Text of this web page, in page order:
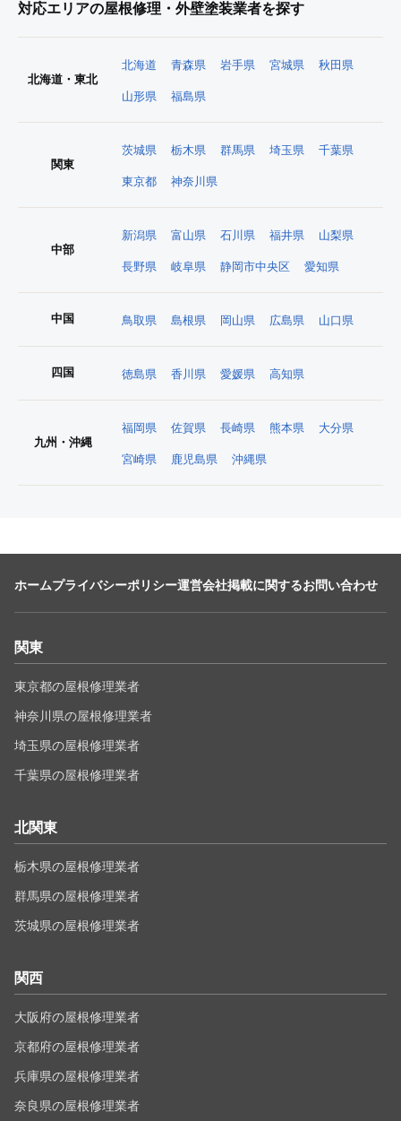
対応エリアの屋根修理・外壁塗装業者を探す
北海道・東北
北海道 青森県 岩手県 宮城県 秋田県
山形県 福島県
関東
茨城県 栃木県 群馬県 埼玉県 千葉県
東京都 神奈川県
中部
新潟県 富山県 石川県 福井県 山梨県
長野県 岐阜県 静岡市中央区 愛知県
中国 鳥取県 島根県 岡山県 広島県 山口県
四国 徳島県 香川県 愛媛県 高知県
九州・沖縄
福岡県 佐賀県 長崎県 熊本県 大分県
宮崎県 鹿児島県 沖縄県
ホームプライバシーポリシー運営会社掲載に関するお問い合わせ
関東
東京都の屋根修理業者
神奈川県の屋根修理業者
埼玉県の屋根修理業者
千葉県の屋根修理業者
北関東
栃木県の屋根修理業者
群馬県の屋根修理業者
茨城県の屋根修理業者
関西
大阪府の屋根修理業者
京都府の屋根修理業者
兵庫県の屋根修理業者
奈良県の屋根修理業者